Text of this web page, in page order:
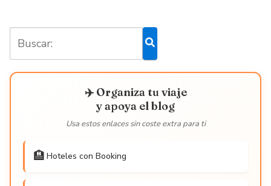
✈️ Organiza tu viaje
y apoya el blog
Usa estos enlaces sin coste extra para ti
🏨 Hoteles con Booking